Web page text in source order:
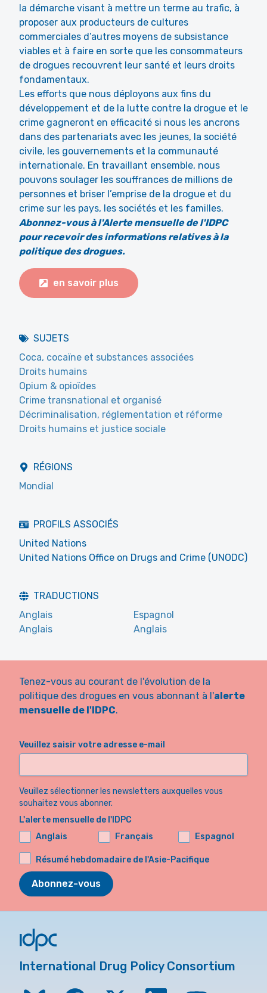
la démarche visant à mettre un terme au trafic, à
proposer aux producteurs de cultures
commerciales d’autres moyens de subsistance
viables et à faire en sorte que les consommateurs
de drogues recouvrent leur santé et leurs droits
fondamentaux.
Les efforts que nous déployons aux fins du
développement et de la lutte contre la drogue et le
crime gagneront en efficacité si nous les ancrons
dans des partenariats avec les jeunes, la société
civile, les gouvernements et la communauté
internationale. En travaillant ensemble, nous
pouvons soulager les souffrances de millions de
personnes et briser l’emprise de la drogue et du
crime sur les pays, les sociétés et les familles.
Abonnez-vous àl'Alerte mensuelle de l'IDPC
pour recevoir des informations relatives à la
politique des drogues.
en savoir plus
SUJETS
Coca, cocaïne et substances associées
Droits humains
Opium & opioïdes
Crime transnational et organisé
Décriminalisation, réglementation et réforme
Droits humains et justice sociale
RÉGIONS
Mondial
PROFILS ASSOCIÉS
United Nations
United Nations Office on Drugs and Crime (UNODC)
TRADUCTIONS
Anglais
Espagnol
Anglais
Anglais
Tenez-vous au courant de l'évolution de la
politique des drogues en vous abonnant à l'alerte
mensuelle de l'IDPC.
Veuillez saisir votre adresse e-mail
Veuillez sélectionner les newsletters auxquelles vous
souhaitez vous abonner.
L'alerte mensuelle de l'IDPC
Anglais
Français Espagnol
Résumé hebdomadaire de l'Asie-Pacifique
Abonnez-vous
International Drug Policy Consortium